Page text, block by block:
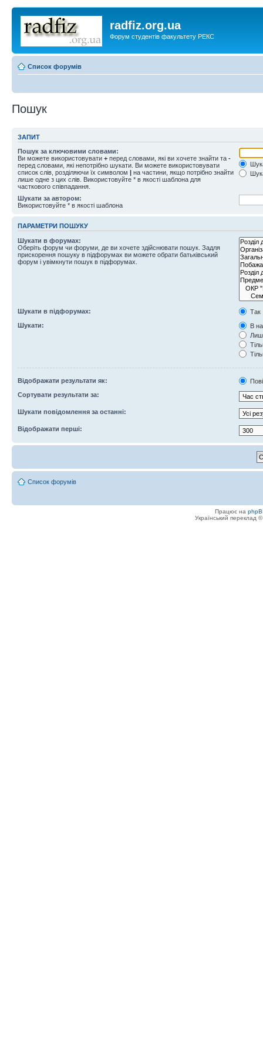
radfiz.org.ua
Форум студентів факультету РЕКС
Список форумів
Пошук
ЗАПИТ
Пошук за ключовими словами:
Ви можете використовувати + перед словами, які ви хочете знайти та -
перед словами, які непотрібно шукати. Ви можете використовувати
список слів, розділяючи їх символом | на частини, якщо потрібно знайти
лише одне з цих слів. Використовуйте * в якості шаблона для
часткового співпадання.
Шукати за автором:
Використовуйте * в якості шаблона
ПАРАМЕТРИ ПОШУКУ
Шукати в форумах:
Оберіть форум чи форуми, де ви хочете здійснювати пошук. Задля
прискорення пошуку в підфорумах ви можете обрати батьківський
форум і увімкнути пошук в підфорумах.
Шукати в підфорумах:
Так
Шукати:
В
Відображати результати як:
Сортувати результати за:
Шукати повідомлення за останні:
Відображати перші:
Список форумів
Працює на
Український переклад